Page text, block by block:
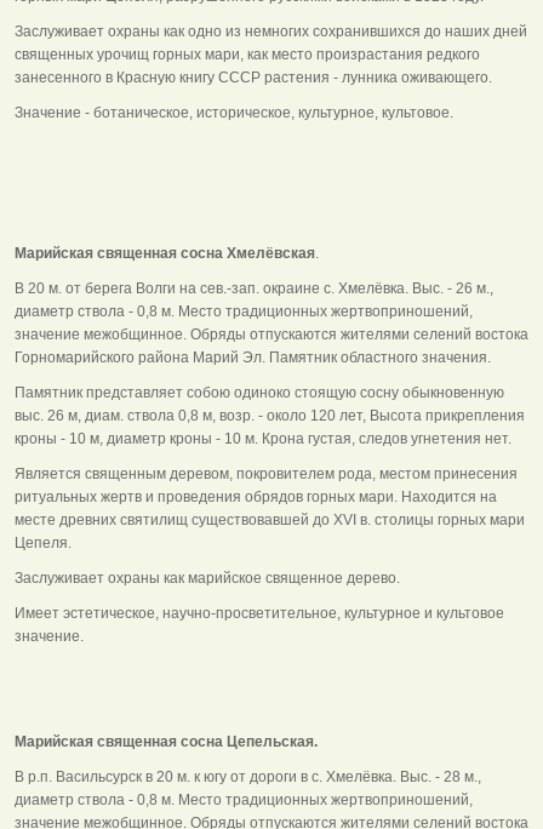
Заслуживает охраны как одно из немногих сохранившихся до наших дней
священных урочищ горных мари, как место произрастания редкого
занесенного в Красную книгу СССР растения - лунника оживающего.
Значение - ботаническое, историческое, культурное, культовое.
Марийская священная сосна Хмелёвская.
В 20 м. от берега Волги на сев.-зап. окраине с. Хмелёвка. Выс. - 26 м.,
диаметр ствола - 0,8 м. Место традиционных жертвоприношений,
значение межобщинное. Обряды отпускаются жителями селений востока
Горномарийского района Марий Эл. Памятник областного значения.
Памятник представляет собою одиноко стоящую сосну обыкновенную
выс. 26 м, диам. ствола 0,8 м, возр. - около 120 лет, Высота прикрепления
кроны - 10 м, диаметр кроны - 10 м. Крона густая, следов угнетения нет.
Является священным деревом, покровителем рода, местом принесения
ритуальных жертв и проведения обрядов горных мари. Находится на
месте древних святилищ существовавшей до ХVI в. столицы горных мари
Цепеля.
Заслуживает охраны как марийское священное дерево.
Имеет эстетическое, научно-просветительное, культурное и культовое
значение.
Марийская священная сосна Цепельская.
В р.п. Васильсурск в 20 м. к югу от дороги в с. Хмелёвка. Выс. - 28 м.,
диаметр ствола - 0,8 м. Место традиционных жертвоприношений,
значение межобщинное. Обряды отпускаются жителями селений востока